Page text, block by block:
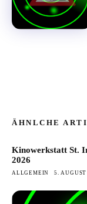
ÄHNLCHE
Kinowerkstatt St.
2026
ALLGEMEIN 5. AUGUST